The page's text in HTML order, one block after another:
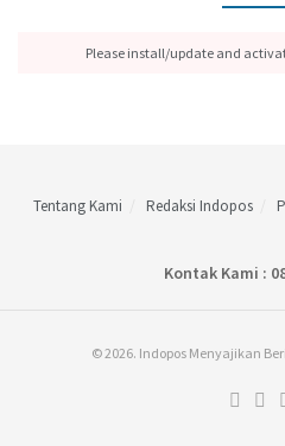
Please install/update and
Tentang Kami Redaksi Indopos
Kontak Kami :
© 2026. Indopos Menyajikan